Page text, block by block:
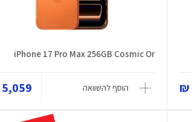
iPhone 17 Pro Max 256GB Cosmic Or
הוסף להשוואה 5,059 ₪